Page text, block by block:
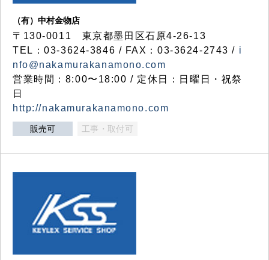
（有）中村金物店
〒130-0011 東京都墨田区石原4-26-13
TEL：03-3624-3846 / FAX：03-3624-2743 / i
nfo@nakamurakanamono.com
営業時間：8:00〜18:00 / 定休日：日曜日・祝祭
日
http://nakamurakanamono.com
販売可 工事・取付可